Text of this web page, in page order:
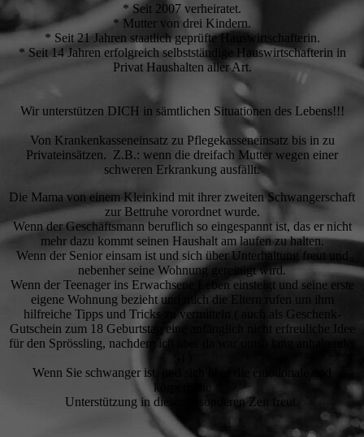
* Seit 2007 verheiratet.
* Mutter von drei Kindern.
* Seit 21 Jahren staatlich geprüfte Hauswirtschafterin.
* Seit 14 Jahren erfolgreich selbstständige Hauswirtschafterin in
Privat Haushalten aller Art.
Wir unterstützen DICH in sämtlichen Situationen des Lebens!!!
Von Krankenkasseneinsatz zu Pflegekasseneinsatz bis in zu
Privateinsätzen. Z.B.: wenn die dreifach Mutter wegen einer
schweren Erkrankung ausfällt.
Die Mama von einem Kleinkind mit ihrer zweiten Schwangerschaft
zur Bettruhe vorordnet wurde.
Wenn der Geschäftsmann beruflich so eingespannt ist, das er nicht
mehr dazu kommt seinen Haushalt am laufen zu halten.
Wenn der Senior einsam ist und sich über Unterhaltung freut und
nebenher seine Wohnung gereinigt wird.
Wenn der Teenager ins Erwachsene Leben einsteigt und seine erste
eigene Wohnung bezieht und mich die Eltern rufen um ihm
hilfreiche Tipps und Tricks zu vermitteln ( auch als Geschenk-
Gutschein zum 18 Geburtstag eine anfänglich nicht erfreuliche Idee
für den Sprössling, nachdem ich aber da war umso lang anhaltender
Wenn Sie schwanger ist, und sich über die emotionale und
körperliche
Unterstützung in dieser besonderen Zeit freut.